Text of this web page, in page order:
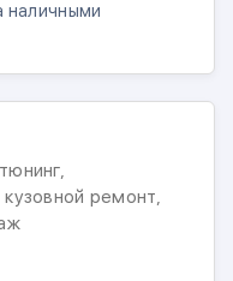
наличными
ремонт,